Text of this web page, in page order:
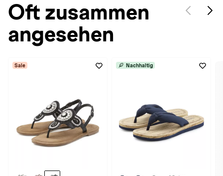
Oft zusammen
angesehen
Sale Nachhaltig